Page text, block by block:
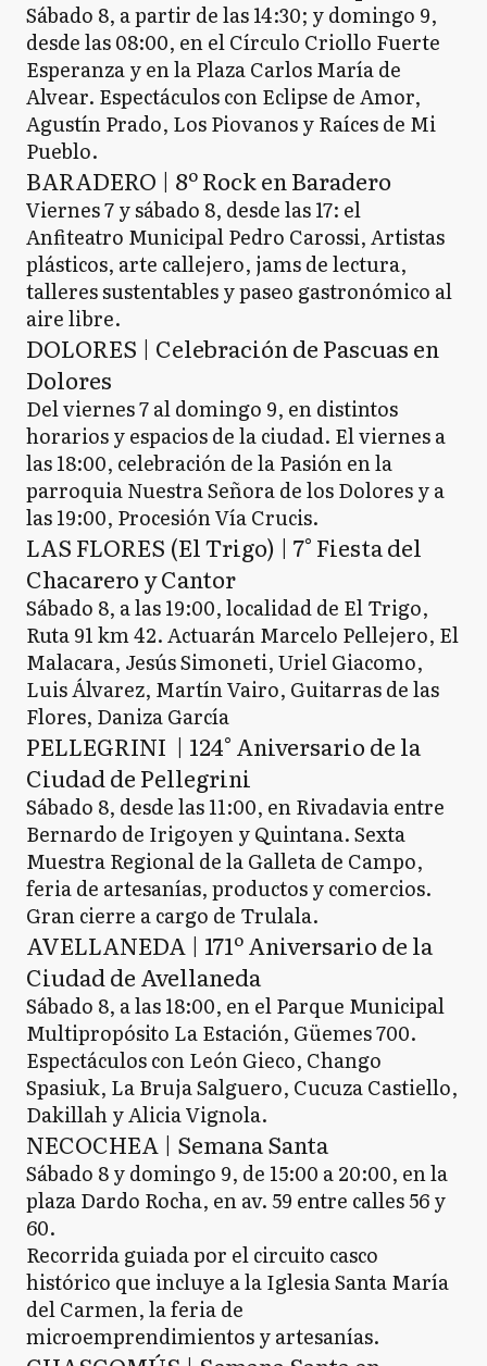
Sábado 8, a partir de las 14:30; y domingo 9,
desde las 08:00, en el Círculo Criollo Fuerte
Esperanza y en la Plaza Carlos María de
Alvear. Espectáculos con Eclipse de Amor,
Agustín Prado, Los Piovanos y Raíces de Mi
Pueblo.
BARADERO | 8º Rock en Baradero
Viernes 7 y sábado 8, desde las 17: el
Anfiteatro Municipal Pedro Carossi, Artistas
plásticos, arte callejero, jams de lectura,
talleres sustentables y paseo gastronómico al
aire libre.
DOLORES | Celebración de Pascuas en
Dolores
Del viernes 7 al domingo 9, en distintos
horarios y espacios de la ciudad. El viernes a
las 18:00, celebración de la Pasión en la
parroquia Nuestra Señora de los Dolores y a
las 19:00, Procesión Vía Crucis.
LAS FLORES (El Trigo) | 7° Fiesta del
Chacarero y Cantor
Sábado 8, a las 19:00, localidad de El Trigo,
Ruta 91 km 42. Actuarán Marcelo Pellejero, El
Malacara, Jesús Simoneti, Uriel Giacomo,
Luis Álvarez, Martín Vairo, Guitarras de las
Flores, Daniza García
PELLEGRINI | 124° Aniversario de la
Ciudad de Pellegrini
Sábado 8, desde las 11:00, en Rivadavia entre
Bernardo de Irigoyen y Quintana. Sexta
Muestra Regional de la Galleta de Campo,
feria de artesanías, productos y comercios.
Gran cierre a cargo de Trulala.
AVELLANEDA | 171º Aniversario de la
Ciudad de Avellaneda
Sábado 8, a las 18:00, en el Parque Municipal
Multipropósito La Estación, Güemes 700.
Espectáculos con León Gieco, Chango
Spasiuk, La Bruja Salguero, Cucuza Castiello,
Dakillah y Alicia Vignola.
NECOCHEA | Semana Santa
Sábado 8 y domingo 9, de 15:00 a 20:00, en la
plaza Dardo Rocha, en av. 59 entre calles 56 y
60.
Recorrida guiada por el circuito casco
histórico que incluye a la Iglesia Santa María
del Carmen, la feria de
microemprendimientos y artesanías.